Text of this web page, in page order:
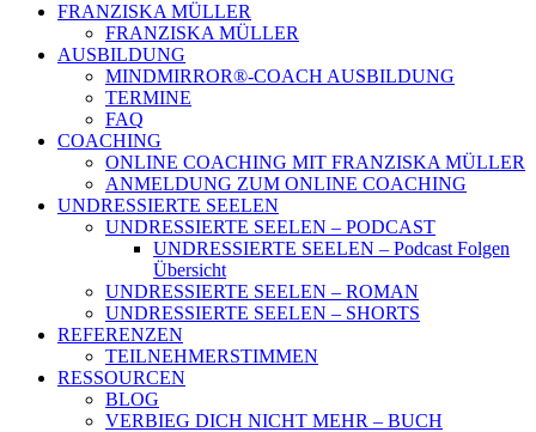
FRANZISKA MÜLLER
FRANZISKA MÜLLER
AUSBILDUNG
MINDMIRROR®-COACH AUSBILDUNG
TERMINE
FAQ
COACHING
ONLINE COACHING MIT FRANZISKA MÜLLER
ANMELDUNG ZUM ONLINE COACHING
UNDRESSIERTE SEELEN
UNDRESSIERTE SEELEN – PODCAST
UNDRESSIERTE SEELEN – Podcast Folgen
Übersicht
UNDRESSIERTE SEELEN – ROMAN
UNDRESSIERTE SEELEN – SHORTS
REFERENZEN
TEILNEHMERSTIMMEN
RESSOURCEN
BLOG
VERBIEG DICH NICHT MEHR – BUCH